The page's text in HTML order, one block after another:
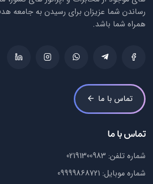
رساندن شما عزیزان برای رسیدن به جامعه
همراه شما باشد.
تماس با ما
تماس با ما
شماره تلفن: 02191300983
شماره موبایل: 09999868721